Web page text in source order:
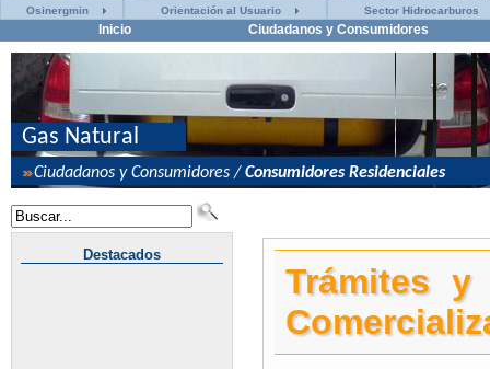
Osinergmin Orientación al Usuario Sector Hidrocarburos
Inicio Ciudadanos y Consumidores